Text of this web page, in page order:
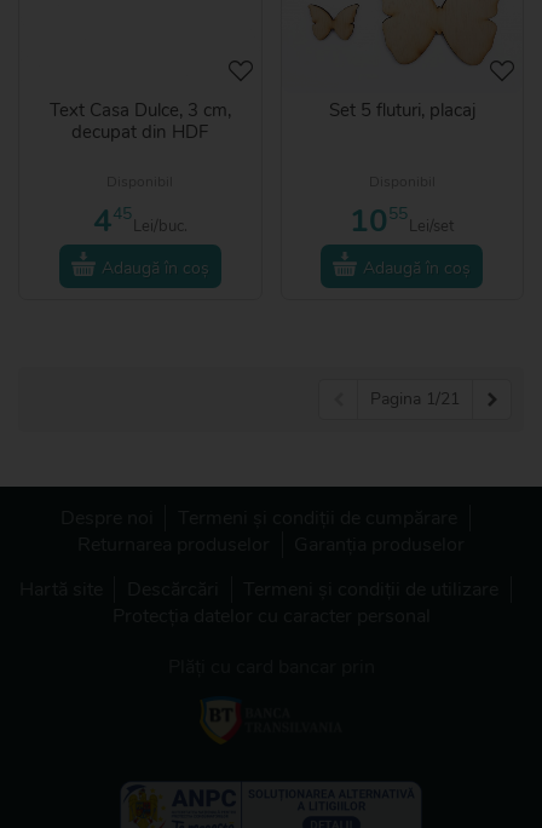
Text Casa Dulce, 3 cm,
decupat din HDF
445
Lei/buc.
Adaugă în coș
Set 5 fluturi, placaj
1055
Lei/set
Adaugă în coș
Pagina 1/21